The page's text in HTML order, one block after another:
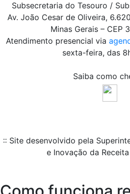
Subsecretaria do Tesouro /
Av. João Cesar de Oliveira,
Minas Gerais – CEP
Atendimento presencial via
sexta-feira, das
Saiba como
:: Site desenvolvido pela
e Inovação da